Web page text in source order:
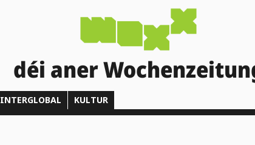
déi aner
INTERGLOBAL KULTUR